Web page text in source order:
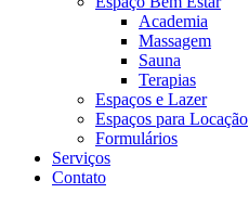
Academia
Massagem
Sauna
Terapias
Espaços e Lazer
Espaços para Locação
Formulários
Serviços
Contato